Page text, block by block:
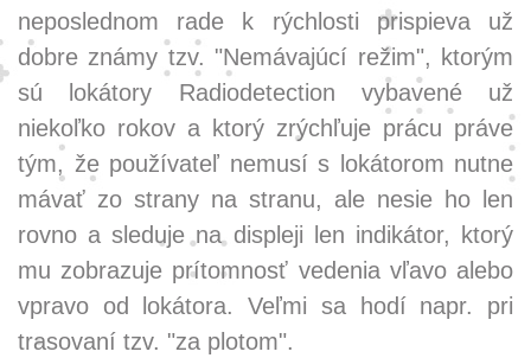
neposlednom rade k rýchlosti prispieva už
dobre známy tzv. "Nemávajúcí režim", ktorým
sú lokátory Radiodetection vybavené už
niekoľko rokov a ktorý zrýchľuje prácu práve
tým, že používateľ nemusí s lokátorom nutne
mávať zo strany na stranu, ale nesie ho len
rovno a sleduje na displeji len indikátor, ktorý
mu zobrazuje prítomnosť vedenia vľavo alebo
vpravo od lokátora. Veľmi sa hodí napr. pri
trasovaní tzv. "za plotom".